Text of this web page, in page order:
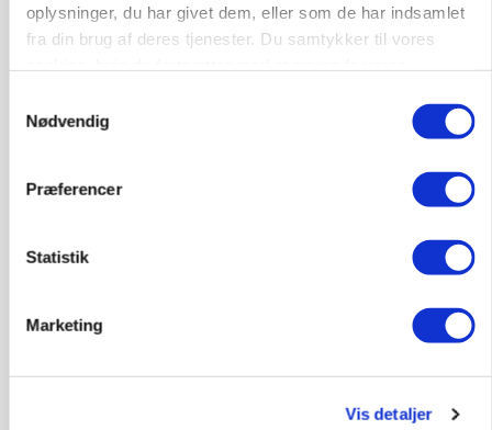
oplysninger, du har givet dem, eller som de har indsamlet
fra din brug af deres tjenester. Du samtykker til vores
Nødvendig
Præferencer
Statistik
Marketing
Vis detaljer
Bekræftet: Sætter droner ind mod problemulv